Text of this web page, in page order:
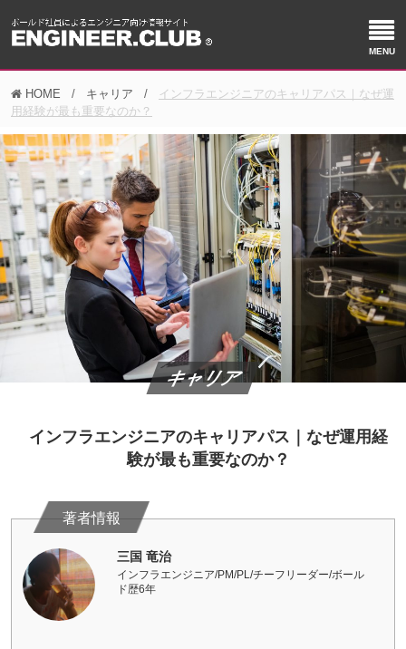
HOME キャリア
インフラエンジニアのキャリアパス｜なぜ運
用経験が最も重要なのか？
キャリア
インフラエンジニアのキャリアパス｜なぜ運用経
験が最も重要なのか？
三国 竜治
インフラエンジニア/PM/PL/チーフリーダー/ボール
ド歴6年